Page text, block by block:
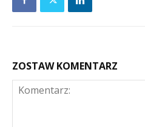
ZOSTAW KOMENTARZ